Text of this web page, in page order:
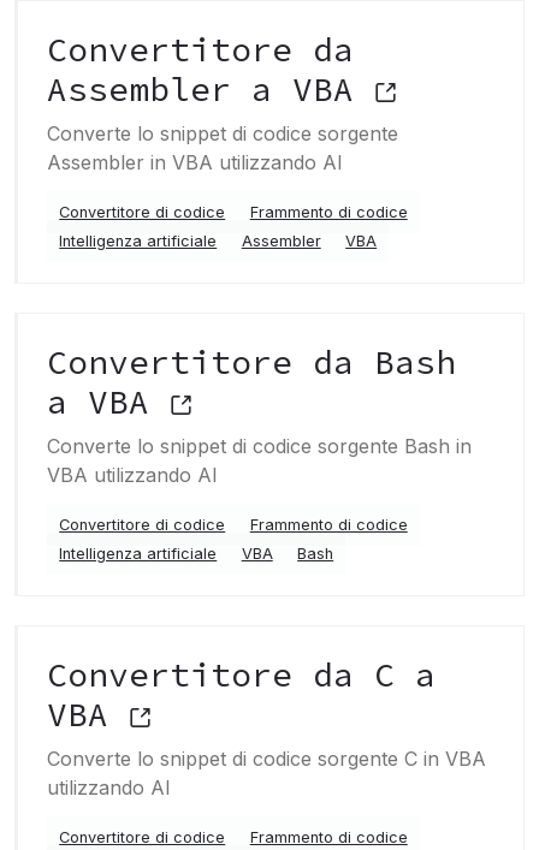
Convertitore da
Assembler a VBA
Converte lo snippet di codice sorgente
Assembler in VBA utilizzando AI
Convertitore di codice
Frammento di codice
Intelligenza artificiale
Assembler VBA
Convertitore da Bash
a VBA
Converte lo snippet di codice sorgente Bash in
VBA utilizzando AI
Convertitore di codice
Frammento di codice
Intelligenza artificiale
VBA Bash
Convertitore da C a
VBA
Converte lo snippet di codice sorgente C in VBA
utilizzando AI
Convertitore di codice
Frammento di codice